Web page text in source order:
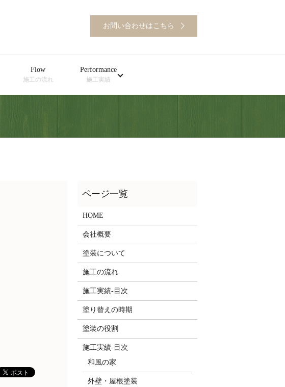
お問い合わせはこちら
Flow
施工の流れ
Performance
施工実績
HOME
会社概要
塗装について
施工の流れ
施工実績-目次
塗り替えの時期
塗装の役割
施工実績-目次
和風の家
外壁・屋根塗装